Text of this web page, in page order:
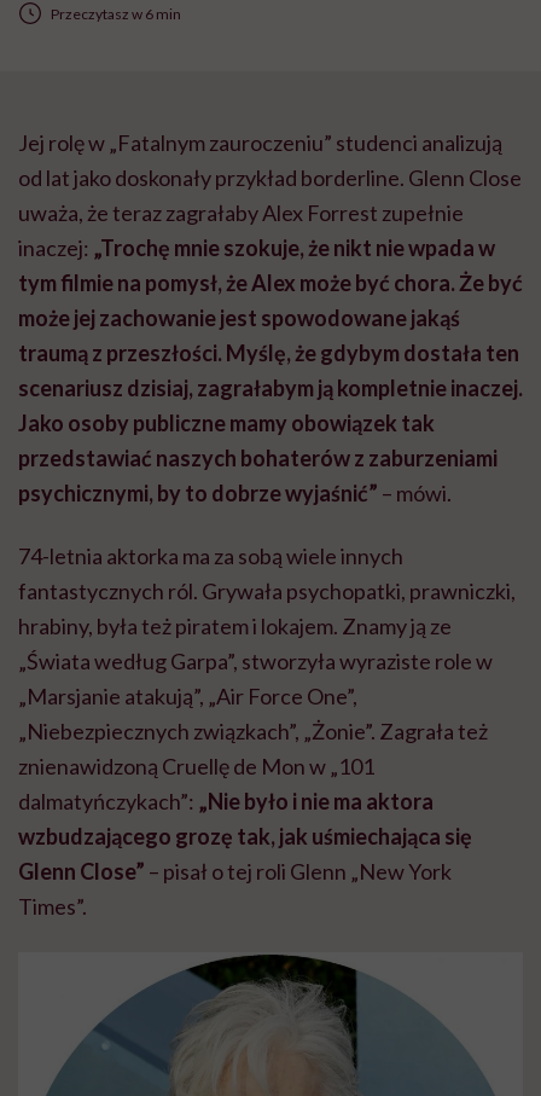
Przeczytasz w 6 min
Jej rolę w „Fatalnym zauroczeniu” studenci analizują
od lat jako doskonały przykład borderline. Glenn Close
uważa, że teraz zagrałaby Alex Forrest zupełnie
inaczej: „Trochę mnie szokuje, że nikt nie wpada w
tym filmie na pomysł, że Alex może być chora. Że być
może jej zachowanie jest spowodowane jakąś
traumą z przeszłości. Myślę, że gdybym dostała ten
scenariusz dzisiaj, zagrałabym ją kompletnie inaczej.
Jako osoby publiczne mamy obowiązek tak
przedstawiać naszych bohaterów z zaburzeniami
psychicznymi, by to dobrze wyjaśnić” – mówi.
74-letnia aktorka ma za sobą wiele innych
fantastycznych ról. Grywała psychopatki, prawniczki,
hrabiny, była też piratem i lokajem. Znamy ją ze
„Świata według Garpa”, stworzyła wyraziste role w
„Marsjanie atakują”, „Air Force One”,
„Niebezpiecznych związkach”, „Żonie”. Zagrała też
znienawidzoną Cruellę de Mon w „101
dalmatyńczykach”: „Nie było i nie ma aktora
wzbudzającego grozę tak, jak uśmiechająca się
Glenn Close” – pisał o tej roli Glenn „New York
Times”.